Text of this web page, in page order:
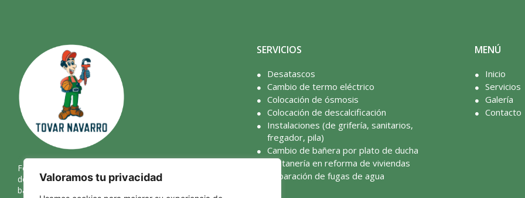
Valoramos tu privacidad
Fontanería Tovar Navarro esta muy ligada al mundo del
deporte. He dedicado gran parte de mi vida al
baloncesto, mi experiencia como jugador federado en
SERVICIOS
Desatascos
Cambio de termo eléctrico
Colocación de ósmosis
Colocación de descalcificación
Instalaciones (de grifería, sanitarios,
fregador, pila)
Cambio de bañera por plato de ducha
Fontanería en reforma de viviendas
Reparación de fugas de agua
MENÚ
Inicio
Servicios
Galería
Contacto